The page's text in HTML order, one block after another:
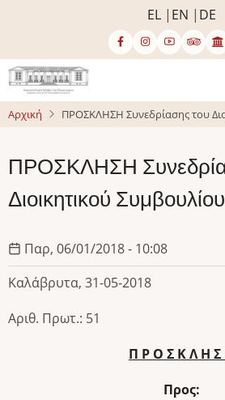
κυρίως
περιεχόμενο
EL EN DE
Αρχική ΠΡΟΣΚΛΗΣΗ Συνεδρίασης του
ΠΡΟΣΚΛΗΣΗ
Διοικητικού Συμβουλίου
Παρ, 06/01/2018 - 10:08
Καλάβρυτα, 31-05-2018
Αριθ. Πρωτ.: 51
Π Ρ Ο Σ Κ Λ Η Σ
Προς: